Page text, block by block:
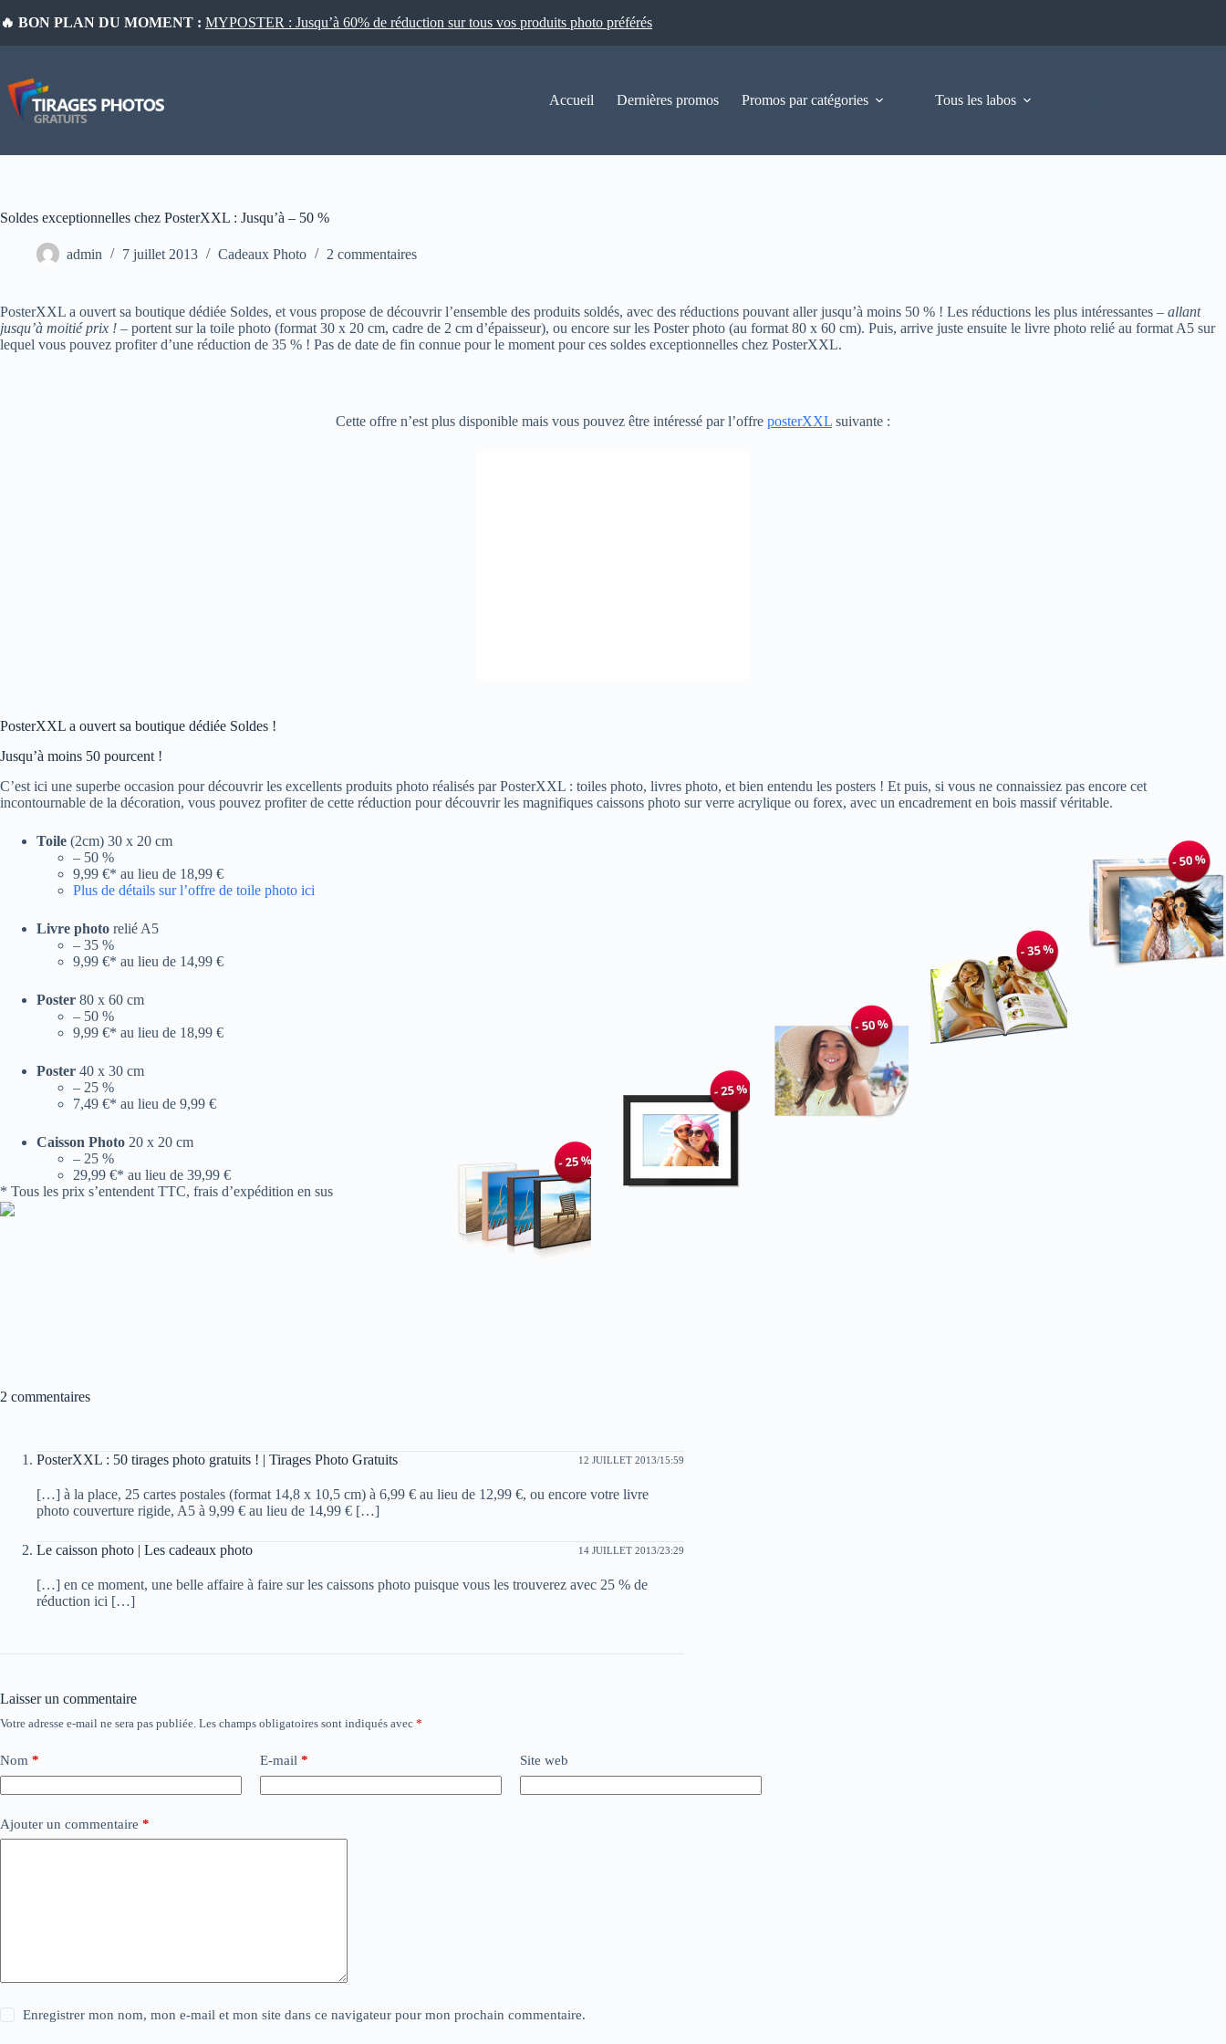
au
🔥 BON PLAN DU MOMENT : MYPOSTER : Jusqu’à 60% de réduction sur tous vos produits photo préférés
Accueil Dernières promos Promos par catégories Tous les labos
Soldes exceptionnelles chez PosterXXL : Jusqu’à – 50 %
admin 7 juillet 2013 Cadeaux Photo 2 commentaires
PosterXXL a ouvert sa boutique dédiée Soldes, et vous propose de découvrir l’ensemble des produits soldés, avec des réductions pouvant aller jusqu’à moins 50 % ! Les réductions les plus intéressantes – allant
jusqu’à moitié prix ! – portent sur la toile photo (format 30 x 20 cm, cadre de 2 cm d’épaisseur), ou encore sur les Poster photo (au format 80 x 60 cm). Puis, arrive juste ensuite le livre photo relié au format A5 sur
lequel vous pouvez profiter d’une réduction de 35 % ! Pas de date de fin connue pour le moment pour ces soldes exceptionnelles chez PosterXXL.
Cette offre n’est plus disponible mais vous pouvez être intéressé par l’offre posterXXL suivante :
PosterXXL a ouvert sa boutique dédiée Soldes !
Jusqu’à moins 50 pourcent !
C’est ici une superbe occasion pour découvrir les excellents produits photo réalisés par PosterXXL : toiles photo, livres photo, et bien entendu les posters ! Et puis, si vous ne connaissiez pas encore cet
incontournable de la décoration, vous pouvez profiter de cette réduction pour découvrir les magnifiques caissons photo sur verre acrylique ou forex, avec un encadrement en bois massif véritable.
Toile (2cm) 30 x 20 cm
– 50 %
9,99 €* au lieu de 18,99 €
Plus de détails sur l’offre de toile photo ici
Livre photo relié A5
– 35 %
9,99 €* au lieu de 14,99 €
Poster 80 x 60 cm
– 50 %
9,99 €* au lieu de 18,99 €
Poster 40 x 30 cm
– 25 %
7,49 €* au lieu de 9,99 €
Caisson Photo 20 x 20 cm
– 25 %
29,99 €* au lieu de 39,99 €
* Tous les prix s’entendent TTC, frais d’expédition en sus
2 commentaires
PosterXXL : 50 tirages photo gratuits ! | Tirages Photo Gratuits 12 JUILLET 2013/15:59
[…] à la place, 25 cartes postales (format 14,8 x 10,5 cm) à 6,99 € au lieu de 12,99 €, ou encore votre livre
photo couverture rigide, A5 à 9,99 € au lieu de 14,99 € […]
Le caisson photo | Les cadeaux photo 14 JUILLET 2013/23:29
[…] en ce moment, une belle affaire à faire sur les caissons photo puisque vous les trouverez avec 25 % de
réduction ici […]
Laisser un commentaire
Votre adresse e-mail ne sera pas publiée. Les champs obligatoires sont indiqués avec *
Nom * E-mail * Site web
Ajouter un commentaire *
Enregistrer mon nom, mon e-mail et mon site dans ce navigateur pour mon prochain commentaire.